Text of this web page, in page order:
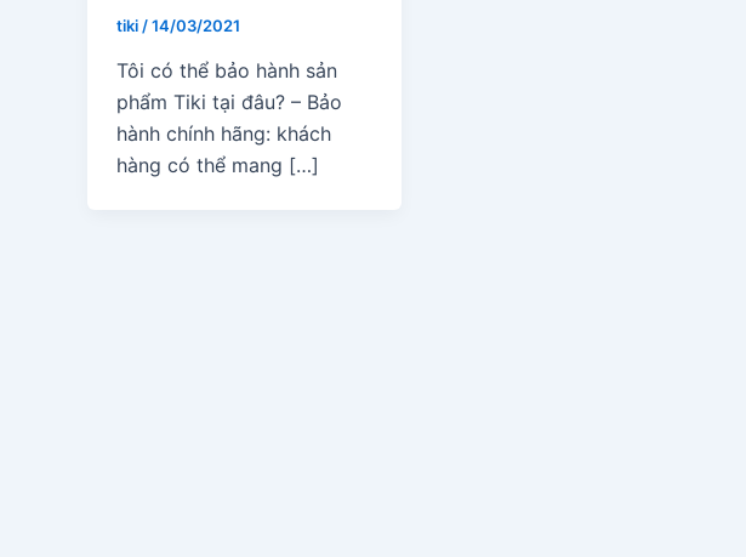
tiki /14/03/2021
Tôi có thể bảo hành sản
phẩm Tiki tại đâu? – Bảo
hành chính hãng: khách
hàng có thể mang […]